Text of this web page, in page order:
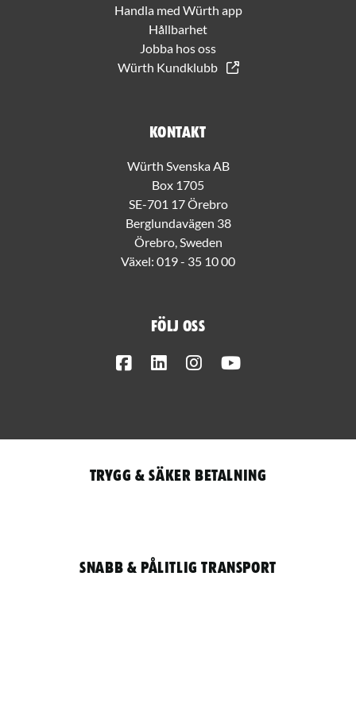
Handla med Würth app
Hållbarhet
Jobba hos oss
Würth Kundklubb
Kontakt
Würth Svenska AB
Box 1705
SE-701 17 Örebro
Berglundavägen 38
Örebro, Sweden
Växel: 019 - 35 10 00
Följ oss
FacebookLinkedInInstagram
Trygg & säker betalning
Snabb & pålitlig transport